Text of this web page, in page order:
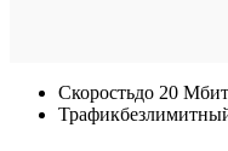
Скоростьдо 20
Трафик